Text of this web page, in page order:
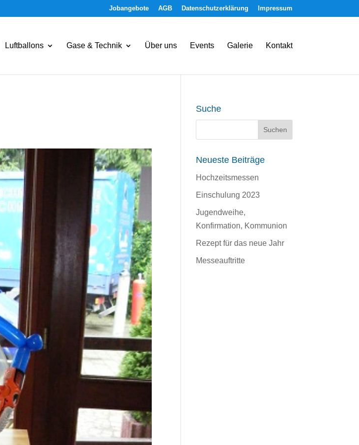
Jobangebote AGB Datenschutzerklärung Impressum
Luftballons Gase & Technik Über uns Events Galerie Kontakt
Suche
Neueste Beiträge
Hochzeitsmessen
Einschulung 2023
Jugendweihe,
Konfirmation, Kommunion
Rezept für das neue Jahr
Messeauftritte